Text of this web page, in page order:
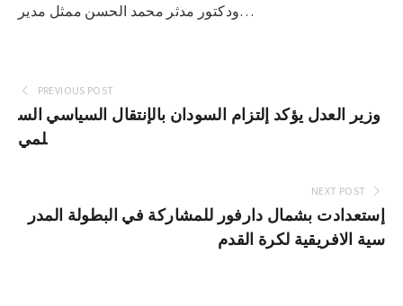
ودكتور مدثر محمد الحسن ممثل مدير…
PREVIOUS POST
وزير العدل يؤكد إلتزام السودان بالإنتقال السياسي الس
لمي
NEXT POST
إستعدادت بشمال دارفور للمشاركة في البطولة المدر
سية الافريقية لكرة القدم